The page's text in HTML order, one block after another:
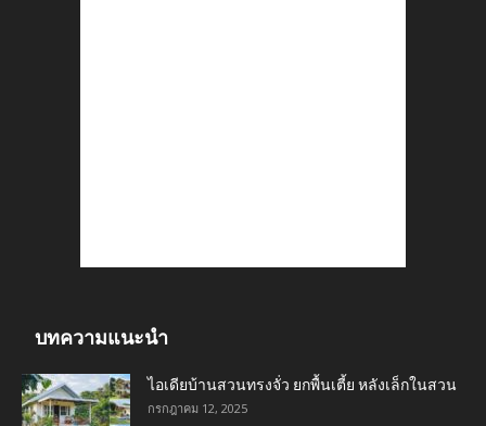
บทความแนะนำ
ไอเดียบ้านสวนทรงจั่ว ยกพื้นเตี้ย หลังเล็กในสวน
กรกฎาคม 12, 2025